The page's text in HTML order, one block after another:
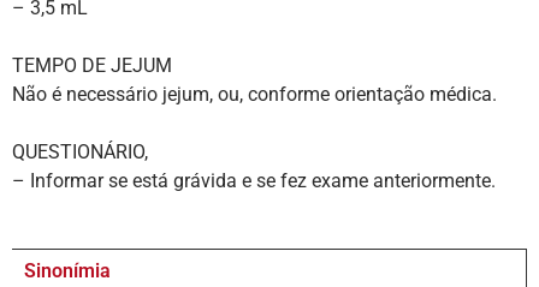
– 3,5 mL
TEMPO DE JEJUM
Não é necessário jejum, ou, conforme orientação médica.
QUESTIONÁRIO,
– Informar se está grávida e se fez exame anteriormente.
Sinonímia